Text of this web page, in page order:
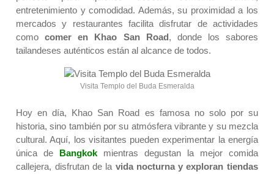
entretenimiento y comodidad. Además, su proximidad a los
mercados y restaurantes facilita disfrutar de actividades
comocomer en Khao San Road, donde los sabores
tailandeses auténticos están al alcance de todos.
Visita Templo del Buda Esmeralda
Hoy en día, Khao San Road es famosa no solo por su
historia, sino también por su atmósfera vibrante y su mezcla
cultural. Aquí, los visitantes pueden experimentar la energía
única de Bangkok mientras degustan la mejor comida
callejera, disfrutan de la vida nocturna y exploran tiendas